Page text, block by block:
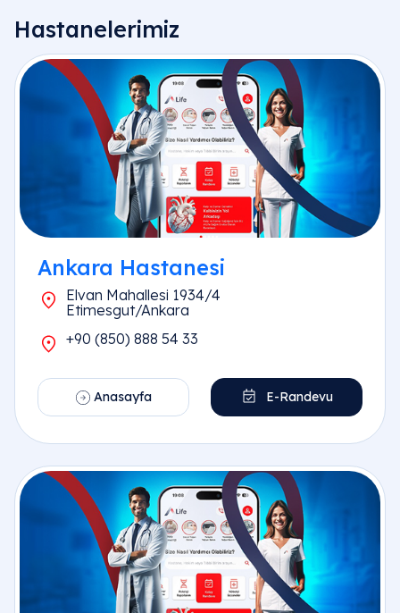
Hastanelerimiz
Ankara Hastanesi
Elvan Mahallesi 1934/4
Etimesgut/Ankara
+90 (850) 888 54 33
Anasayfa E-Randevu